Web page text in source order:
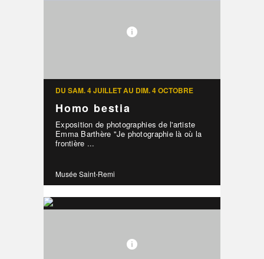
DU SAM. 4 JUILLET AU DIM. 4 OCTOBRE
Homo bestia
Exposition de photographies de l'artiste
Emma Barthère "Je photographie là où la
frontière ...
Musée Saint-Remi